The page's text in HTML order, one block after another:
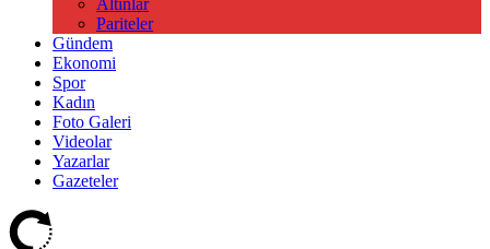
Altınlar
Pariteler
Gündem
Ekonomi
Spor
Kadın
Foto Galeri
Videolar
Yazarlar
Gazeteler